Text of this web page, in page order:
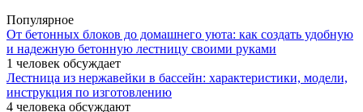
Популярное
От бетонных блоков до домашнего уюта: как создать удобную
и надежную бетонную лестницу своими руками
1 человек обсуждает
Лестница из нержавейки в бассейн: характеристики, модели,
инструкция по изготовлению
4 человека обсуждают